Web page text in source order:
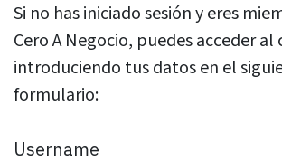
Si no has iniciado sesión y eres
Cero A Negocio, puedes acceder al
introduciendo tus datos en el
formulario:
Username